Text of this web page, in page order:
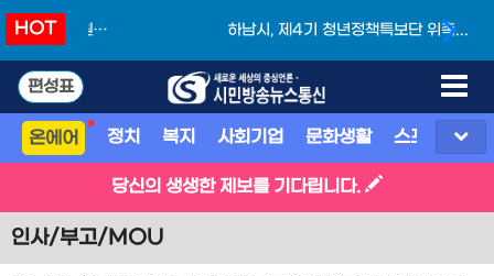
HOT
하남시, 제4기 청년정책특보단 위촉...청년과 함
편성표
온에어 정치 복지 사회기업 문화생활 스포츠 지
당신의 생생한 제보를 기다립니다.
인사/부고/MOU